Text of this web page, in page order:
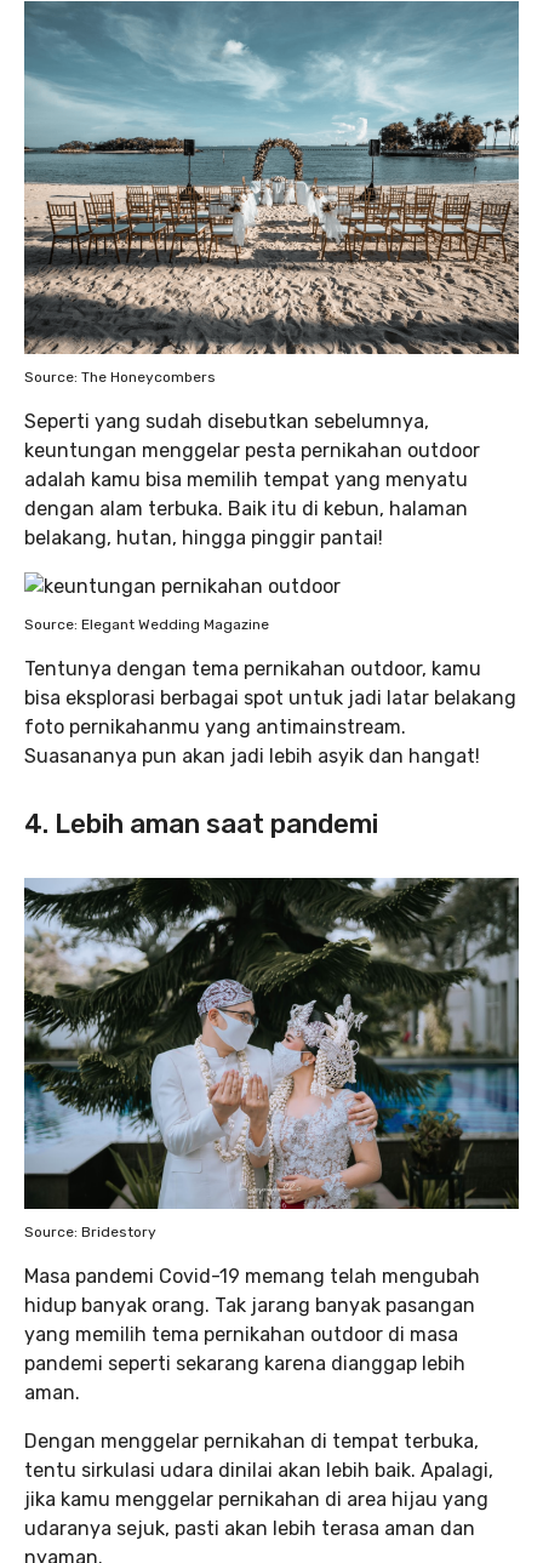
Source: The Honeycombers
Seperti yang sudah disebutkan sebelumnya,
keuntungan menggelar pesta pernikahan outdoor
adalah kamu bisa memilih tempat yang menyatu
dengan alam terbuka. Baik itu di kebun, halaman
belakang, hutan, hingga pinggir pantai!
Source: Elegant Wedding Magazine
Tentunya dengan tema pernikahan outdoor, kamu
bisa eksplorasi berbagai spot untuk jadi latar belakang
foto pernikahanmu yang antimainstream.
Suasananya pun akan jadi lebih asyik dan hangat!
4. Lebih aman saat pandemi
Source: Bridestory
Masa pandemi Covid-19 memang telah mengubah
hidup banyak orang. Tak jarang banyak pasangan
yang memilih tema pernikahan outdoor di masa
pandemi seperti sekarang karena dianggap lebih
aman.
Dengan menggelar pernikahan di tempat terbuka,
tentu sirkulasi udara dinilai akan lebih baik. Apalagi,
jika kamu menggelar pernikahan di area hijau yang
udaranya sejuk, pasti akan lebih terasa aman dan
nyaman.